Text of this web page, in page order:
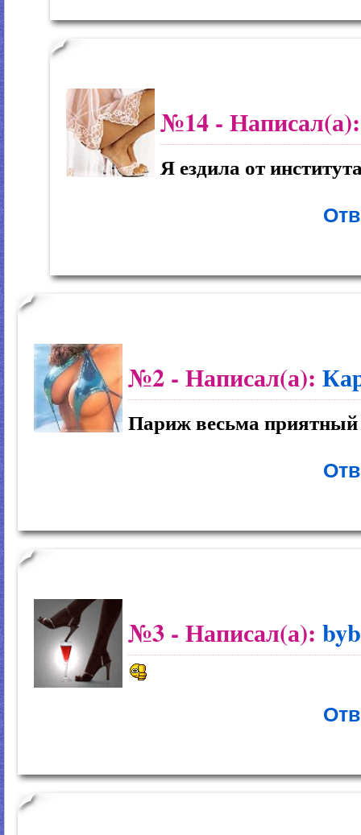
№14 -
Я ездила от
№2 - Написал(а):
Париж весьма приятный
№3 - Написал(а):